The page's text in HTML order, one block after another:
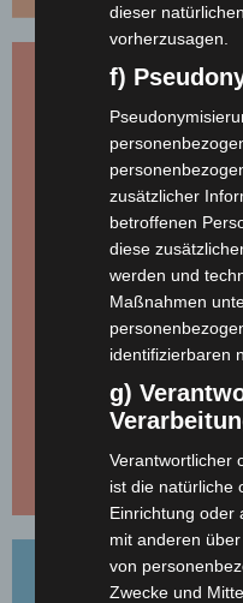
dieser
vorherzusagen.
f)
zusätzlicher
betroffenen
diese
werden und
Maßnahmen
identifizierbaren
g)
Verantwortlicher
ist die natürliche
Einrichtung oder
mit anderen
von
Zwecke und